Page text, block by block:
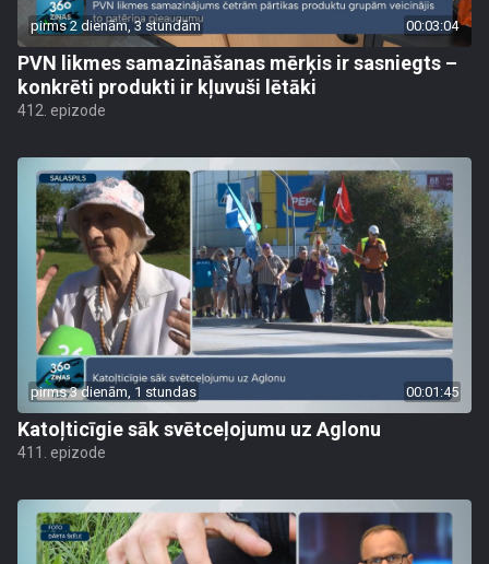
pirms 2 dienām, 3 stundām 00:03:04
PVN likmes samazināšanas mērķis ir sasniegts –
konkrēti produkti ir kļuvuši lētāki
412. epizode
pirms 3 dienām, 1 stundas 00:01:45
Katoļticīgie sāk svētceļojumu uz Aglonu
411. epizode